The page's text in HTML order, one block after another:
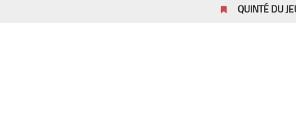
QUINTÉ DU JEUDI 6